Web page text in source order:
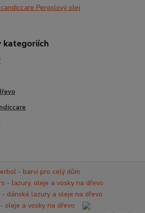
Pergolový olej
kategoriích